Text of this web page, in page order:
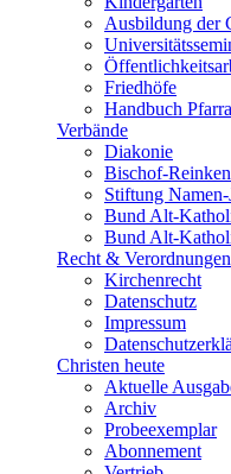
Ausbildung der
Friedhöfe
Handbuch
Verbände
Diakonie
Bischof-
Stiftung
Bund Alt-
Bund Alt-
Recht & Verordnungen
Kirchenrecht
Datenschutz
Impressum
Christen heute
Aktuelle
Archiv
Probeexemplar
Abonnement